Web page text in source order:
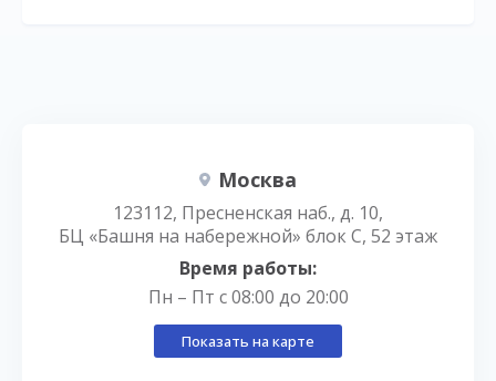
Москва
123112, Пресненская наб., д. 10,
БЦ «Башня на набережной» блок С, 52 этаж
Время работы:
Пн – Пт с 08:00 до 20:00
Показать на карте